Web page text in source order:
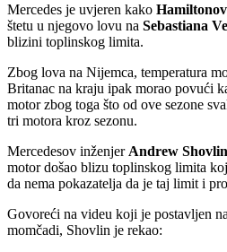
Mercedes je uvjeren kako Hamiltonov
štetu u njegovo lovu na Sebastiana
blizini toplinskog limita.
Zbog lova na Nijemca, temperatura
Britanac na kraju ipak morao povući
motor zbog toga što od ove sezone
tri motora kroz sezonu.
Mercedesov inženjer Andrew Shovlin
motor došao blizu toplinskog limita
da nema pokazatelja da je taj limit i
Govoreći na videu koji je postavljen
momčadi, Shovlin je rekao: